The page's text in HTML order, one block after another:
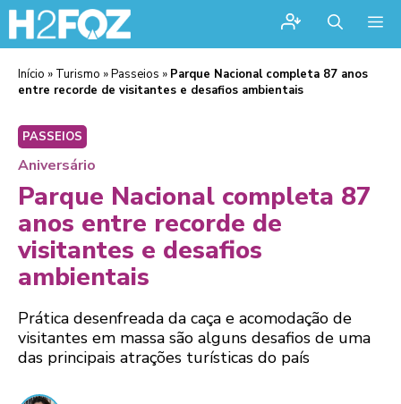
Início » Turismo »Passeios » Parque Nacional completa 87 anos
entre recorde de visitantes e desafios ambientais
PASSEIOS
Aniversário
Parque Nacional completa 87
anos entre recorde de
visitantes e desafios
ambientais
Prática desenfreada da caça e acomodação de
visitantes em massa são alguns desafios de uma
das principais atrações turísticas do país